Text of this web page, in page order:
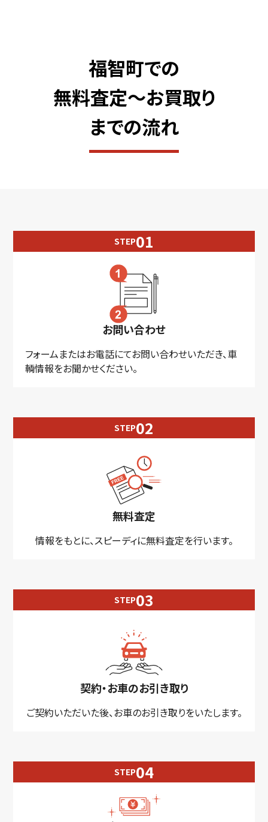
福智町での
無料査定〜お買取り
までの流れ
STEP
お問い合わせ
フォームまたはお電話にてお問い合わせいただき、車
輌情報をお聞かせください。
STEP
無料査定
情報をもとに、スピーディに無料査定を行います。
STEP
契約・お車のお引き取り
ご契約いただいた後、お車のお引き取りをいたします。
STEP